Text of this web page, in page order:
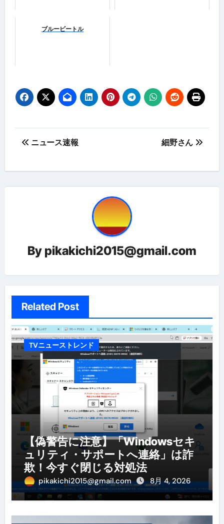
ブルービートル
投
シ
ョ
ン
ニュース速報 細野さん
By pikakichi2015@gmail.com
Related Post
TVニューストレンド
【偽警告に注意】「Windowsセキ
ュリティ・サポートへ連絡」は詐
欺！今すぐ閉じる対処法
pikakichi2015@gmail.com 8月 4, 2026